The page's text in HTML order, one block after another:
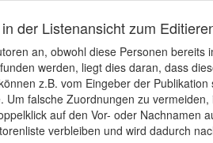
der Listenansicht zum
an, obwohl diese Personen
werden, liegt dies daran, dass
z.B. vom Eingeber der
falsche Zuordnungen zu
auf den Vor- oder Nachnamen
verbleiben und wird dadurch